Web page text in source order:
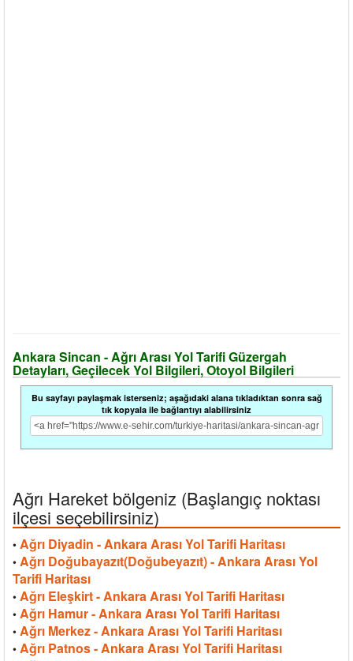
Ankara Sincan - Ağrı Arası Yol Tarifi Güzergah
Detayları, Geçilecek Yol Bilgileri, Otoyol Bilgileri
Bu sayfayı paylaşmak isterseniz; aşağıdaki alana tıkladıktan sonra sağ
tık kopyala ile bağlantıyı alabilirsiniz
Ağrı Hareket bölgeniz (Başlangıç noktası
ilçesi seçebilirsiniz)
• Ağrı Diyadin - Ankara Arası Yol Tarifi Haritası
• Ağrı Doğubayazıt(Doğubeyazıt) - Ankara Arası Yol
Tarifi Haritası
• Ağrı Eleşkirt - Ankara Arası Yol Tarifi Haritası
• Ağrı Hamur - Ankara Arası Yol Tarifi Haritası
• Ağrı Merkez - Ankara Arası Yol Tarifi Haritası
• Ağrı Patnos - Ankara Arası Yol Tarifi Haritası